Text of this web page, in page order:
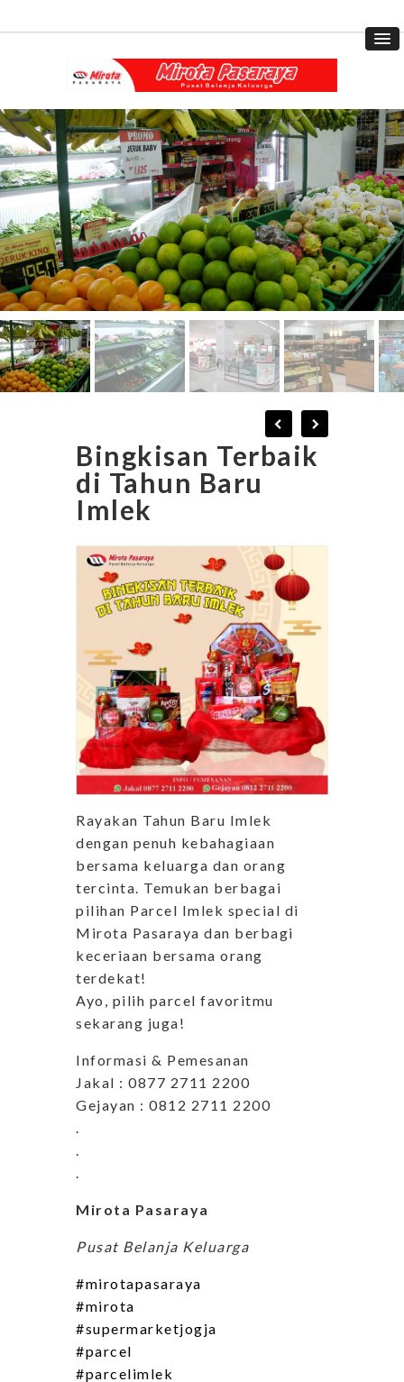
Bingkisan Terbaik
di Tahun Baru
Imlek
Rayakan Tahun Baru Imlek
dengan penuh kebahagiaan
bersama keluarga dan orang
tercinta. Temukan berbagai
pilihan Parcel Imlek special di
Mirota Pasaraya dan berbagi
keceriaan bersama orang
terdekat!
Ayo, pilih parcel favoritmu
sekarang juga!
Informasi & Pemesanan
Jakal : 0877 2711 2200
Gejayan : 0812 2711 2200
.
.
.
Mirota Pasaraya
Pusat Belanja Keluarga
#mirotapasaraya
#mirota
#supermarketjogja
#parcel
#parcelimlek